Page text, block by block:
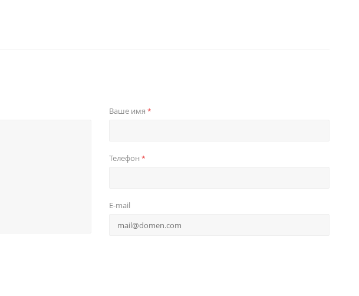
Ваше имя *
Телефон *
E-mail